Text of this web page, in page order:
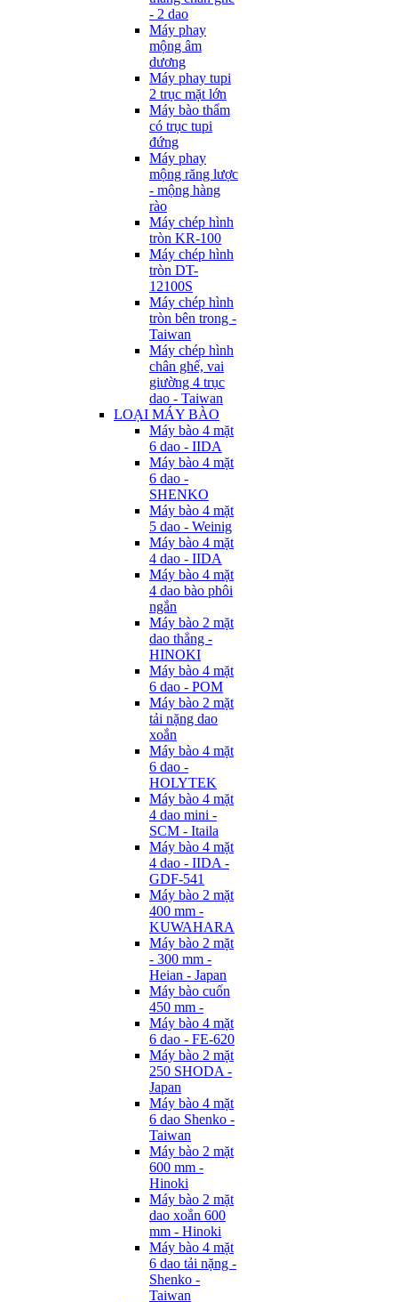
- 2 dao
Máy phay
mộng âm
dương
Máy phay tupi
2 trục mặt lớn
Máy bào thẩm
có trục tupi
đứng
Máy phay
mộng răng lược
- mộng hàng
rào
Máy chép hình
tròn KR-100
Máy chép hình
tròn DT-
12100S
Máy chép hình
tròn bên trong -
Taiwan
Máy chép hình
chân ghế, vai
giường 4 trục
dao - Taiwan
LOẠI MÁY BÀO
Máy bào 4 mặt
6 dao - IIDA
Máy bào 4 mặt
6 dao -
SHENKO
Máy bào 4 mặt
5 dao - Weinig
Máy bào 4 mặt
4 dao - IIDA
Máy bào 4 mặt
4 dao bào phôi
ngắn
Máy bào 2 mặt
dao thẳng -
HINOKI
Máy bào 4 mặt
6 dao - POM
Máy bào 2 mặt
tải nặng dao
xoắn
Máy bào 4 mặt
6 dao -
HOLYTEK
Máy bào 4 mặt
4 dao mini -
SCM - Itaila
Máy bào 4 mặt
4 dao - IIDA -
GDF-541
Máy bào 2 mặt
400 mm -
KUWAHARA
Máy bào 2 mặt
- 300 mm -
Heian - Japan
Máy bào cuốn
450 mm -
Máy bào 4 mặt
6 dao - FE-620
Máy bào 2 mặt
250 SHODA -
Japan
Máy bào 4 mặt
6 dao Shenko -
Taiwan
Máy bào 2 mặt
600 mm -
Hinoki
Máy bào 2 mặt
dao xoắn 600
mm - Hinoki
Máy bào 4 mặt
6 dao tải nặng -
Shenko -
Taiwan